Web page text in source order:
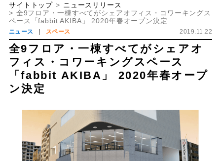
サイトトップ
ニュースリリース
全9フロア・一棟すべてがシェアオフィス・コワーキングス
ペース「fabbit AKIBA」 2020年春オープン決定
ニュース スペース 2019.11.22
全9フロア・一棟すべてがシェアオ
フィス・コワーキングスペース
「fabbit AKIBA」 2020年春オープ
ン決定